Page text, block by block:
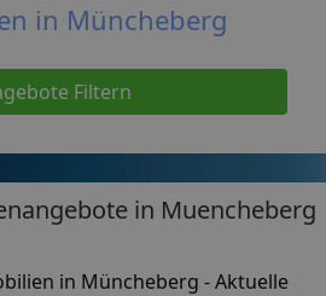
in Müncheberg
Filtern
in Muencheberg
in Müncheberg - Aktuelle